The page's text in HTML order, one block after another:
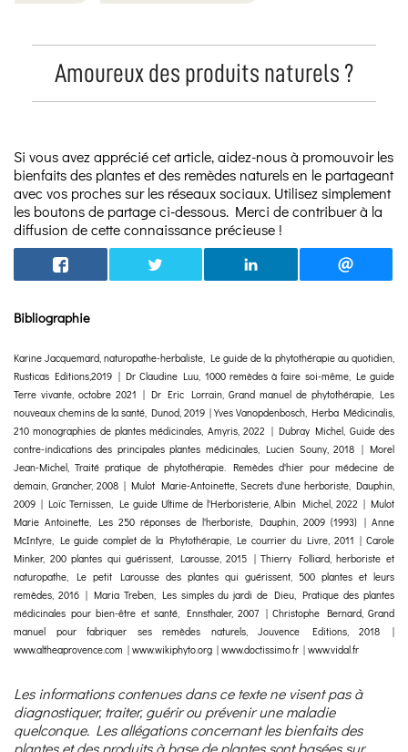
Amoureux des produits naturels ?
Si vous avez apprécié cet article, aidez-nous à promouvoir les
bienfaits des plantes et des remèdes naturels en le partageant
avec vos proches sur les réseaux sociaux. Utilisez simplement
les boutons de partage ci-dessous. Merci de contribuer à la
diffusion de cette connaissance précieuse !
Bibliographie
Karine Jacquemard, naturopathe-herbaliste, Le guide de la phytothérapie au quotidien,
Rusticas Editions,2019 | Dr Claudine Luu, 1000 remèdes à faire soi-même, Le guide
Terre vivante, octobre 2021 | Dr Eric Lorrain, Grand manuel de phytothérapie, Les
nouveaux chemins de la santé, Dunod, 2019 | Yves Vanopdenbosch, Herba Médicinalis,
210 monographies de plantes médicinales, Amyris, 2022 | Dubray Michel, Guide des
contre-indications des principales plantes médicinales, Lucien Souny, 2018 | Morel
Jean-Michel, Traité pratique de phytothérapie. Remèdes d'hier pour médecine de
demain, Grancher, 2008 | Mulot Marie-Antoinette, Secrets d'une herboriste, Dauphin,
2009 | Loïc Ternissen, Le guide Ultime de l'Herboristerie, Albin Michel, 2022 | Mulot
Marie Antoinette, Les 250 réponses de l'herboriste, Dauphin, 2009 (1993) | Anne
McIntyre, Le guide complet de la Phytothérapie, Le courrier du Livre, 2011 | Carole
Minker, 200 plantes qui guérissent, Larousse, 2015 | Thierry Folliard, herboriste et
naturopathe, Le petit Larousse des plantes qui guérissent, 500 plantes et leurs
remèdes, 2016 | Maria Treben, Les simples du jardi de Dieu, Pratique des plantes
médicinales pour bien-être et santé, Ennsthaler, 2007 | Christophe Bernard, Grand
manuel pour fabriquer ses remèdes naturels, Jouvence Editions, 2018 |
www.altheaprovence.com | www.wikiphyto.org | www.doctissimo.fr | www.vidal.fr
Les informations contenues dans ce texte ne visent pas à
diagnostiquer, traiter, guérir ou prévenir une maladie
quelconque. Les allégations concernant les bienfaits des
plantes et des produits à base de plantes sont basées sur